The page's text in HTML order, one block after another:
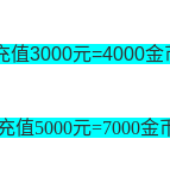
值3000元=4000金
值5000元=7000金